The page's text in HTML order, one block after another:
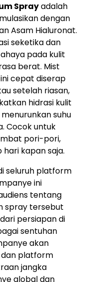
Sprayadalah
dengan
Asam Hialuronat.
seketika dan
pada kulit
berat. Mist
cepat diserap
setelah riasan,
hidrasi kulit
suhu
Cocok untuk
pori-pori,
kapan saja.
seluruh platform
ini
tentang
spray tersebut
persiapan di
sentuhan
akan
dan platform
jangka
global dan